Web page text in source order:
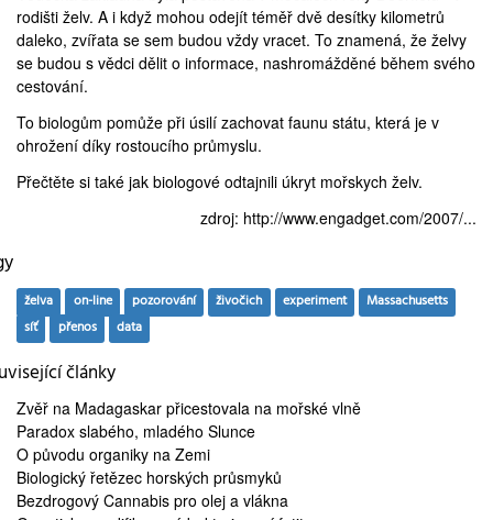
rodišti želv. A i když mohou odejít téměř dvě desítky kilometrů
daleko, zvířata se sem budou vždy vracet. To znamená, že želvy
se budou s vědci dělit o informace, nashromážděné během svého
cestování.
To biologům pomůže při úsilí zachovat faunu státu, která je v
ohrožení díky rostoucího průmyslu.
Přečtěte si také jak biologové odtajnili úkryt mořskych želv.
zdroj: http://www.engadget.com/2007/...
želva on-line pozorování živočich experiment
Massachusetts
síť
přenos data
články
Zvěř na Madagaskar přicestovala na mořské vlně
Paradox slabého, mladého Slunce
O původu organiky na Zemi
Biologický řetězec horských průsmyků
Bezdrogový Cannabis pro olej a vlákna